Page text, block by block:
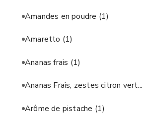
Amandes en poudre (1)
Amaretto (1)
Ananas frais (1)
Ananas Frais, zestes citron vert...
Arôme de pistache (1)